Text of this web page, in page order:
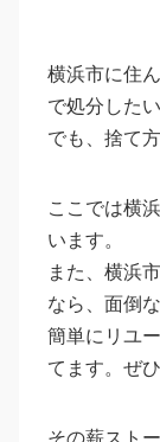
横浜市に住
で処分したい
でも、捨て
ここでは横
います。
また、横浜
なら、面倒
簡単にリユ
てます。ぜ
その薪スト